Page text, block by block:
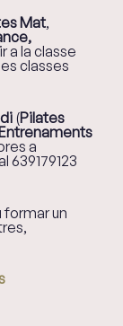
Mat,
a la classe
classes
(Pilates
a
639179123
formar un